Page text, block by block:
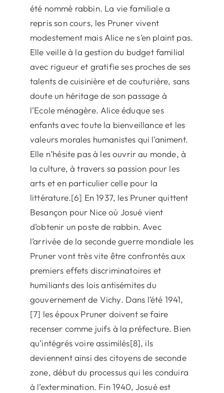
été nommé rabbin. La vie familiale a
repris son cours, les Pruner vivent
modestement mais Alice ne s’en plaint pas.
Elle veille à la gestion du budget familial
avec rigueur et gratifie ses proches de ses
talents de cuisinière et de couturière, sans
doute un héritage de son passage à
l’Ecole ménagère. Alice éduque ses
enfants avec toute la bienveillance et les
valeurs morales humanistes qui l’animent.
Elle n’hésite pas à les ouvrir au monde, à
la culture, à travers sa passion pour les
arts et en particulier celle pour la
littérature.[6] En 1937, les Pruner quittent
Besançon pour Nice où Josué vient
d’obtenir un poste de rabbin. Avec
l’arrivée de la seconde guerre mondiale les
Pruner vont très vite être confrontés aux
premiers effets discriminatoires et
humiliants des lois antisémites du
gouvernement de Vichy. Dans l’été 1941,
[7] les époux Pruner doivent se faire
recenser comme juifs à la préfecture. Bien
qu’intégrés voire assimilés[8], ils
deviennent ainsi des citoyens de seconde
zone, début du processus qui les conduira
à l’extermination. Fin 1940, Josué est